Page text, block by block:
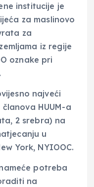
institucije je
za maslinovo
za
iz regije
oznake pri
najveći
HUUM-a
2 srebra) na
u
York, NYIOOC.
potreba
na